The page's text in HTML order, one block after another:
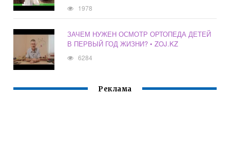
1978
ЗАЧЕМ НУЖЕН ОСМОТР ОРТОПЕДА ДЕТЕЙ
В ПЕРВЫЙ ГОД ЖИЗНИ? • ZOJ.KZ
6284
Реклама